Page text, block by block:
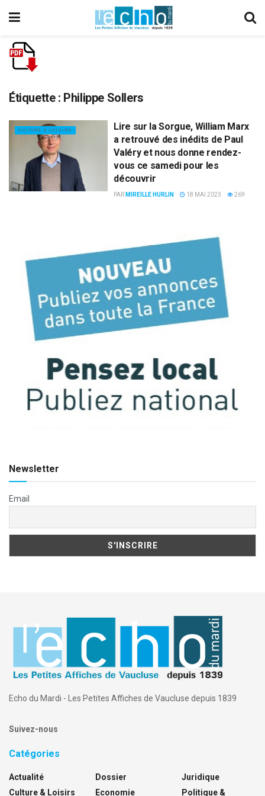
Étiquette : Philippe Sollers
CULTURE & LOISIRS
Lire sur la Sorgue, William Marx
a retrouvé des inédits de Paul
Valéry et nous donne rendez-
vous ce samedi pour les
découvrir
PAR MIREILLE HURLIN 18 MAI 2023 269
Newsletter
Email
Echo du Mardi - Les Petites Affiches de Vaucluse depuis 1839
Suivez-nous
Catégories
Actualité
Culture & Loisirs
Dossier
Economie
Juridique
Politique &